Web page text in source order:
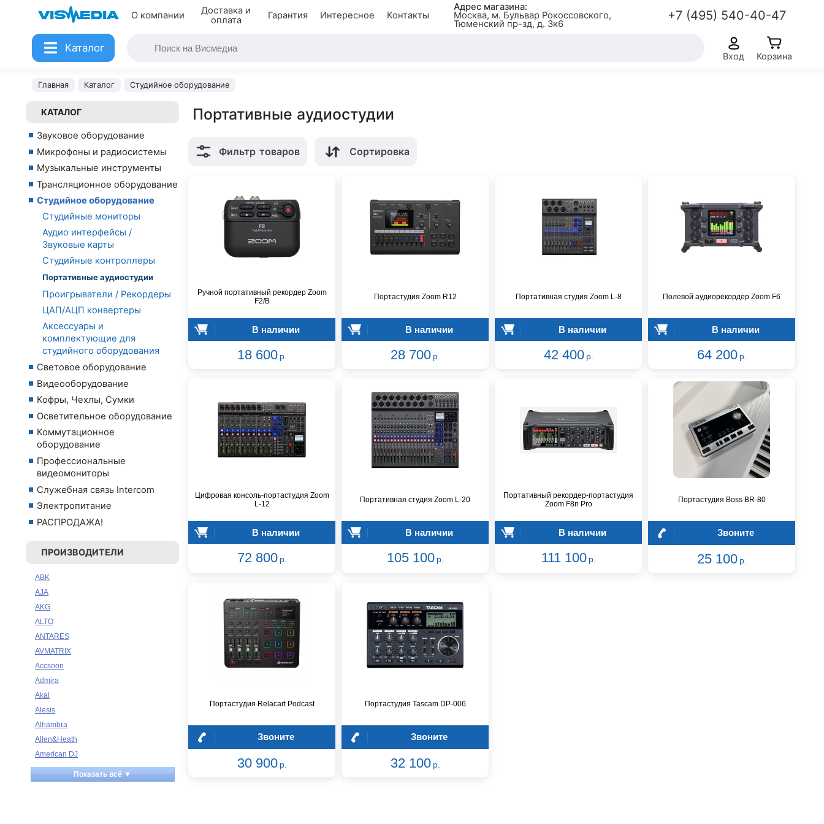
О компании
Доставка и
оплата
Гарантия Интересное Контакты
Адрес магазина:
Москва, м. Бульвар Рокоссовского,
Тюменский пр-зд, д. 3к6
+7 (495) 540-40-47
Каталог
Вход Корзина
Главная Каталог Студийное оборудование
КАТАЛОГ
Звуковое оборудование
Микрофоны и радиосистемы
Музыкальные инструменты
Трансляционное оборудование
Студийное оборудование
Студийные мониторы
Аудио интерфейсы /
Звуковые карты
Студийные контроллеры
Портативные аудиостудии
Проигрыватели / Рекордеры
ЦАП/АЦП конвертеры
Аксессуары и
комплектующие для
студийного оборудования
Световое оборудование
Видеооборудование
Кофры, Чехлы, Сумки
Осветительное оборудование
Коммутационное
оборудование
Профессиональные
видеомониторы
Служебная связь Intercom
Электропитание
РАСПРОДАЖА!
ПРОИЗВОДИТЕЛИ
ABK
AJA
AKG
ALTO
ANTARES
AVMATRIX
Accsoon
Admira
Akai
Alesis
Alhambra
Allen&Heath
American DJ
Ampeg
Apart
Показать всё ▼
Портативные аудиостудии
Фильтр товаров Сортировка
Ручной портативный рекордер Zoom
F2/B
В наличии
18 600 р.
Портастудия Zoom R12
В наличии
28 700 р.
Портативная студия Zoom L-8
В наличии
42 400 р.
Полевой аудиорекордер Zoom F6
В наличии
64 200 р.
Цифровая консоль-портастудия Zoom
L-12
В наличии
72 800 р.
Портативная студия Zoom L-20
В наличии
105 100 р.
Портативный рекордер-портастудия
Zoom F8n Pro
В наличии
111 100 р.
Портастудия Boss BR-80
Звоните
25 100 р.
Портастудия Relacart Podcast
Звоните
30 900 р.
Портастудия Tascam DP-006
Звоните
32 100 р.